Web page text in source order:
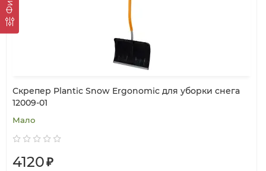
Скрепер Plantic Snow Ergonomic для уборки снега
12009-01
Мало
4120₽